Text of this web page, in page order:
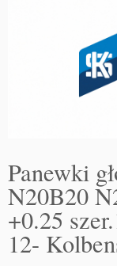
Panewki
N20B20
+0.25
12-